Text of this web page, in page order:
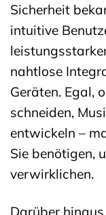
Sicherheit
intuitive
nahtlose
Geräten. Egal,
schneiden,
entwickeln –
Sie benötigen,
verwirklichen.
Darüber